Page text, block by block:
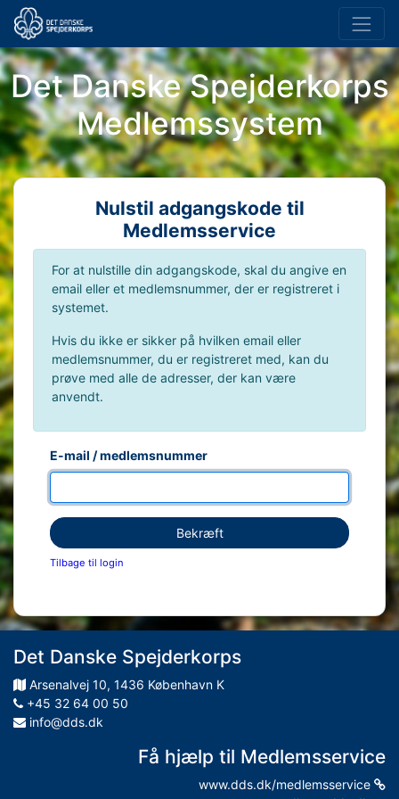
Det Danske Spejderkorps
Medlemssystem
Nulstil adgangskode til
Medlemsservice
For at nulstille din adgangskode, skal du angive en
email eller et medlemsnummer, der er registreret i
systemet.
Hvis du ikke er sikker på hvilken email eller
medlemsnummer, du er registreret med, kan du
prøve med alle de adresser, der kan være
anvendt.
E-mail / medlemsnummer
Bekræft
Tilbage til login
Det Danske Spejderkorps
Arsenalvej 10, 1436 København K
+45 32 64 00 50
info@dds.dk
Få hjælp til Medlemsservice
www.dds.dk/medlemsservice